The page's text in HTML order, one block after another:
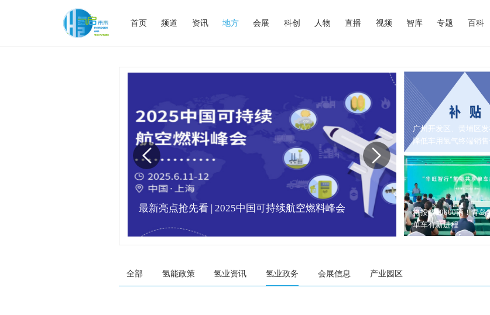
首页 频道 资讯 地方 会展 科创 人物 直播 视频 智库 专题 百科
最新亮点抢先看 | 2025中国可持续航空燃料峰会 内蒙古能源局
广州开发区、黄埔区
降低车用氢气终端销售
将投放10000辆！青岛
单车有新进程
全部 氢能政策 氢业资讯 氢业政务 会展信息 产业园区